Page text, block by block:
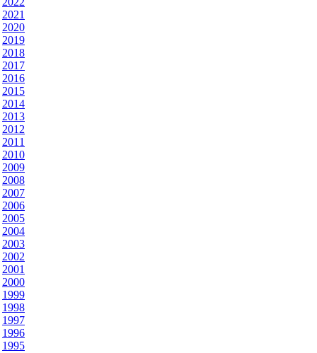
2021
2020
2019
2018
2017
2016
2015
2014
2013
2012
2011
2010
2009
2008
2007
2006
2005
2004
2003
2002
2001
2000
1999
1998
1997
1996
1995